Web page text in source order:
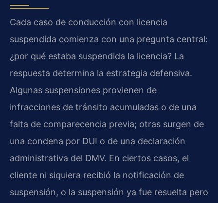
Cada caso de conducción con licencia
suspendida comienza con una pregunta central:
¿por qué estaba suspendida la licencia? La
respuesta determina la estrategia defensiva.
Algunas suspensiones provienen de
infracciones de tránsito acumuladas o de una
falta de comparecencia previa; otras surgen de
una condena por DUI o de una declaración
administrativa del DMV. En ciertos casos, el
cliente ni siquiera recibió la notificación de
suspensión, o la suspensión ya fue resuelta pero